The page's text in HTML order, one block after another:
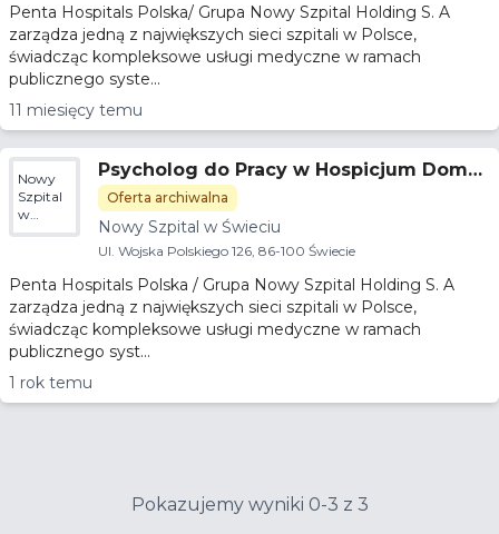
Penta Hospitals Polska/ Grupa Nowy Szpital Holding S. A
zarządza jedną z największych sieci szpitali w Polsce,
świadcząc kompleksowe usługi medyczne w ramach
publicznego syste...
11 miesięcy temu
Nowy
Szpital
w
Świeciu
Psycholog do Pracy w Hospicjum Domo
wym​​
Oferta archiwalna
Nowy Szpital w Świeciu
Ul. Wojska Polskiego 126, 86-100 Świecie
Penta Hospitals Polska / Grupa Nowy Szpital Holding S. A
zarządza jedną z największych sieci szpitali w Polsce,
świadcząc kompleksowe usługi medyczne w ramach
publicznego syst...
1 rok temu
Pokazujemy wyniki 0-3 z 3